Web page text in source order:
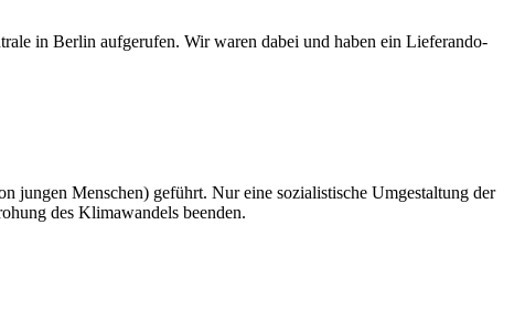
in Berlin aufgerufen. Wir waren dabei und haben ein Lieferando-
jungen Menschen) geführt. Nur eine sozialistische Umgestaltung der
des Klimawandels beenden.